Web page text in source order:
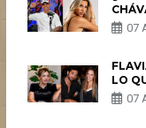
07
LO
07